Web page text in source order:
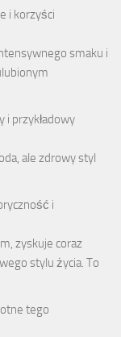
i korzyści
smaku i
i przykładowy
ale zdrowy styl
i
zyskuje coraz
stylu życia. To
tego